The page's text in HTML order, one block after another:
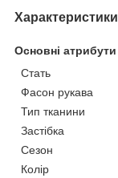
Характеристики
Основні атрибути
Стать
Фасон рукава
Тип тканини
Застібка
Сезон
Колір